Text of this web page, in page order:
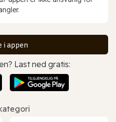
i appen
Last ned gratis: